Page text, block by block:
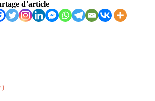
d'article
)